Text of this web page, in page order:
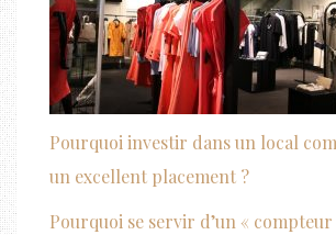
Pourquoi investir dans un local
un excellent placement ?
Pourquoi se servir d’un «